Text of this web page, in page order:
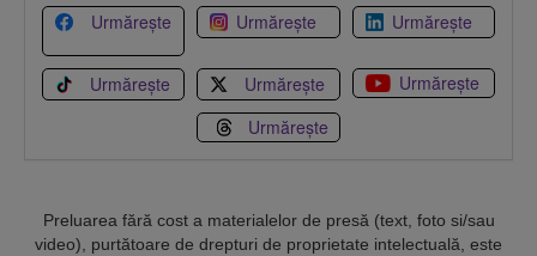
Urmărește Urmărește Urmărește
Urmărește Urmărește
Urmărește
Urmărește
Preluarea fără cost a materialelor de presă (text, foto si/sau
video), purtătoare de drepturi de proprietate intelectuală, este